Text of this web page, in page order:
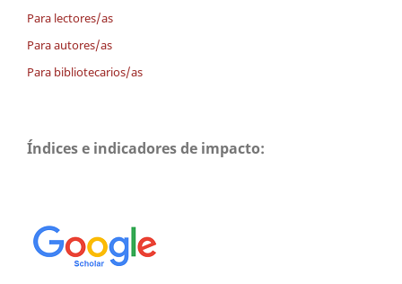
Para lectores/as
Para autores/as
Para bibliotecarios/as
Índices e indicadores de impacto: